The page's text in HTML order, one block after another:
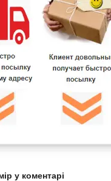
у коментарі